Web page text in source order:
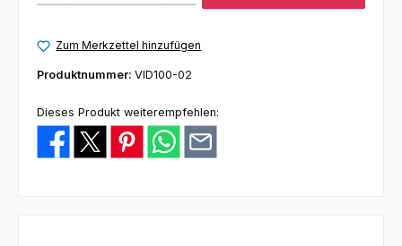
Zum Merkzettel hinzufügen
Produktnummer: VID100-02
Dieses Produkt weiterempfehlen: